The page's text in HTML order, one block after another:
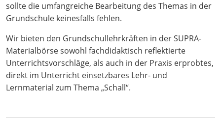
sollte die umfangreiche Bearbeitung des Themas in der
Grundschule keinesfalls fehlen.
Wir bieten den Grundschullehrkräften in der SUPRA-
Materialbörse sowohl fachdidaktisch reflektierte
Unterrichtsvorschläge, als auch in der Praxis erprobtes,
direkt im Unterricht einsetzbares Lehr- und
Lernmaterial zum Thema „Schall“.